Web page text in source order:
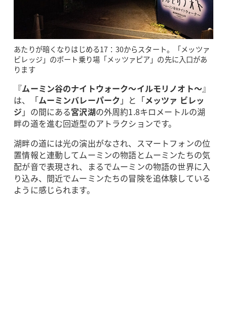
あたりが暗くなりはじめる17：30からスタート。「メッツァ
ビレッジ」のボート乗り場「メッツァピア」の先に入口があ
ります
『ムーミン谷のナイトウォーク～イルモリノオト～』
は、「ムーミンバレーパーク 」と「メッツァ ビレッ
ジ」の間にある宮沢湖の外周約1.8キロメートルの湖
畔の道を進む回遊型のアトラクションです。
湖畔の道には光の演出がなされ、スマートフォンの位
置情報と連動してムーミンの物語とムーミンたちの気
配が音で表現され、まるでムーミンの物語の世界に入
り込み、間近でムーミンたちの冒険を追体験している
ように感じられます。